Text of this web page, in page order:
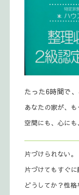
たった6時間で
あなたの家が、も
空間にも、心にも
片づけられない。
片づけてもすぐに
どうしてか？性格